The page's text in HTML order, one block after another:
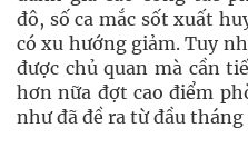
đô, số ca mắc sốt xuất
có xu hướng giảm. Tuy
được chủ quan mà cần
hơn nữa đợt cao điểm
như đã đề ra từ đầu tháng